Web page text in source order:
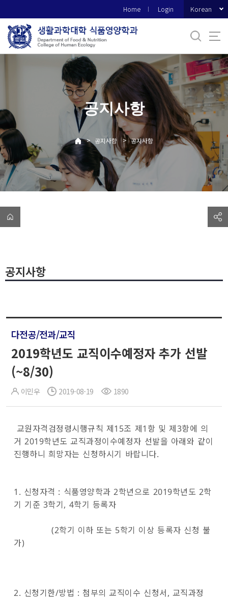
로
메
Home Login Korean
공지사항
> 공지사항 > 공지사항
공지사항
다전공/전과/교직
2019학년도 교직이수예정자 추가 선발
(~8/30)
이민우 2019-08-19 1890
교원자격검정령시행규칙 제15조 제1항 및 제3항에 의
거 2019학년도 교직과정이수예정자 선발을 아래와 같이
진행하니 희망자는 신청하시기 바랍니다.
1. 신청자격 : 식품영양학과 2학년으로 2019학년도 2학
기 기준 3학기, 4학기 등록자
(2학기 이하 또는 5학기 이상 등록자 신청 불
가)
2. 신청기한/방법 : 첨부의 교직이수 신청서, 교직과정